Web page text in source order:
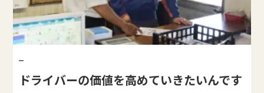
ドライバーの価値を高めていきたいんです